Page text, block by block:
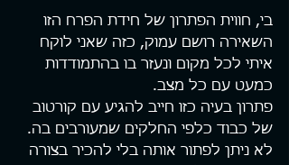
בי, חווית הפתרון של חידת הפרח הזו
השאירה רושם עמוק, כזה שאני לוקח
איתי לכל מקום ונעזר בו בהתמודדות
כמעט עם כל מצב.
פתרון בעיה כזו חייב להגיע עם קורטוב
של כבוד כלפי החלקים שמעורבים בה.
לא ניתן לפתור אותה בלי להכיר בצורה